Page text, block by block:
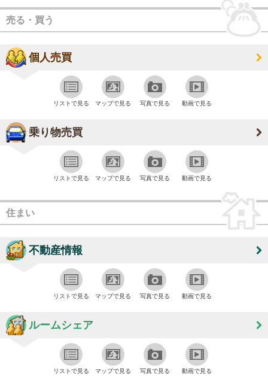
売る・買う
個人売買
リストで見る マップで見る 写真で見る 動画で見る
乗り物売買
リストで見る マップで見る 写真で見る 動画で見る
住まい
不動産情報
リストで見る マップで見る 写真で見る 動画で見る
ルームシェア
リストで見る マップで見る 写真で見る 動画で見る